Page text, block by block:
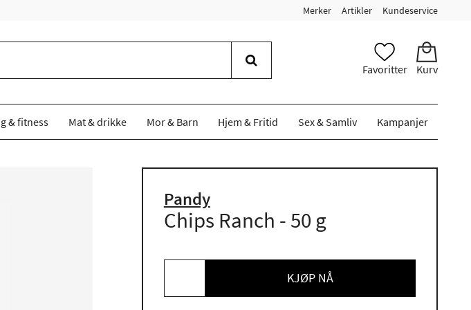
Merker Artikler Kundeservice
Favoritter Kurv
& fitness Mat & drikke Mor & Barn Hjem & Fritid Sex & Samliv Kampanjer
Pandy
Chips Ranch - 50 g
KJØP NÅ